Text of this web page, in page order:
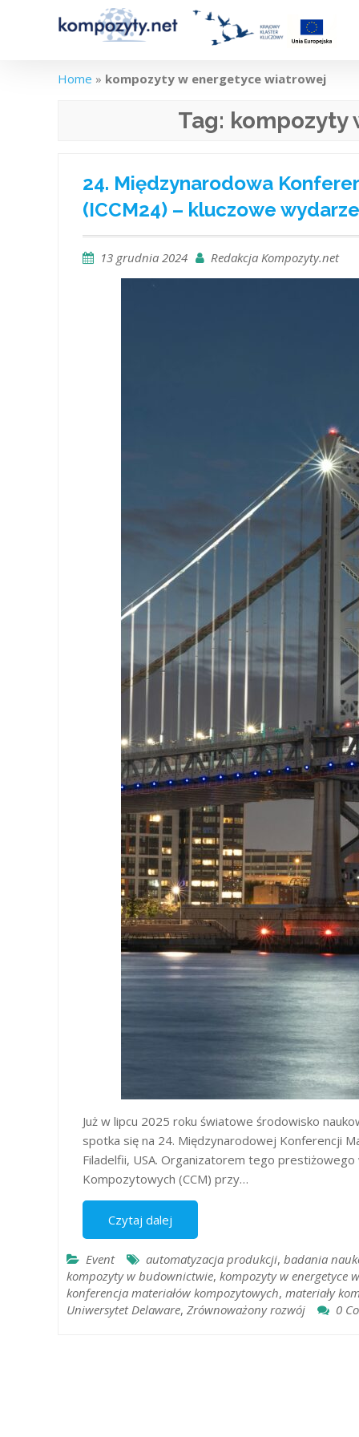
Home » kompozyty w energetyce wiatrowej
Tag: kompozyty
24. Międzynarodowa
(ICCM24) – kluczowe
13 grudnia 2024 Redakcja Kompozyty.net
Już w lipcu 2025 roku światowe środowisko
spotka się na 24. Międzynarodowej Konferencji
Filadelfii, USA. Organizatorem tego
Kompozytowych (CCM) przy…
Czytaj dalej
Event automatyzacja produkcji, badania
kompozyty w budownictwie, kompozyty w energetyce
konferencja materiałów kompozytowych, materiały
Uniwersytet Delaware, Zrównoważony rozwój 0